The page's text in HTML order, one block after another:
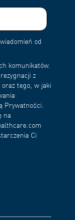
od
komunikatów.
z
tego, w jaki
Prywatności.
na
Ci